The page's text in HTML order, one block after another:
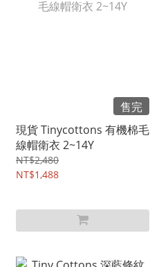
售完
現貨 Tinycottons 有機棉毛
線帽衛衣 2~14Y
NT$2,480
NT$1,488